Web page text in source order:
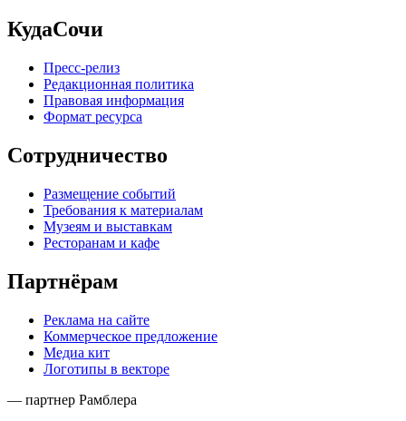
КудаСочи
Пресс-релиз
Редакционная политика
Правовая информация
Формат ресурса
Сотрудничество
Размещение событий
Требования к материалам
Музеям и выставкам
Ресторанам и кафе
Партнёрам
Реклама на сайте
Коммерческое предложение
Медиа кит
Логотипы в векторе
— партнер Рамблера